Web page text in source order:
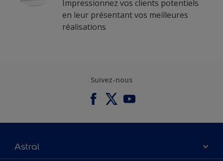
Impressionnez vos clients potentiels
en leur présentant vos meilleures
réalisations
Suivez-nous
Astral